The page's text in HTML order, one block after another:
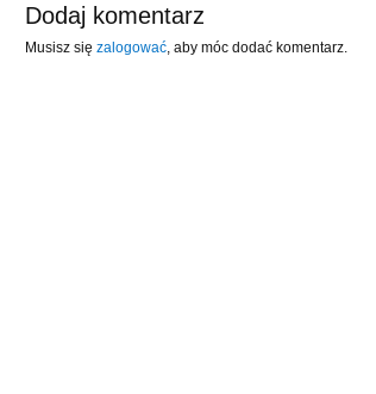
Dodaj komentarz
Musisz się zalogować , aby móc dodać komentarz.